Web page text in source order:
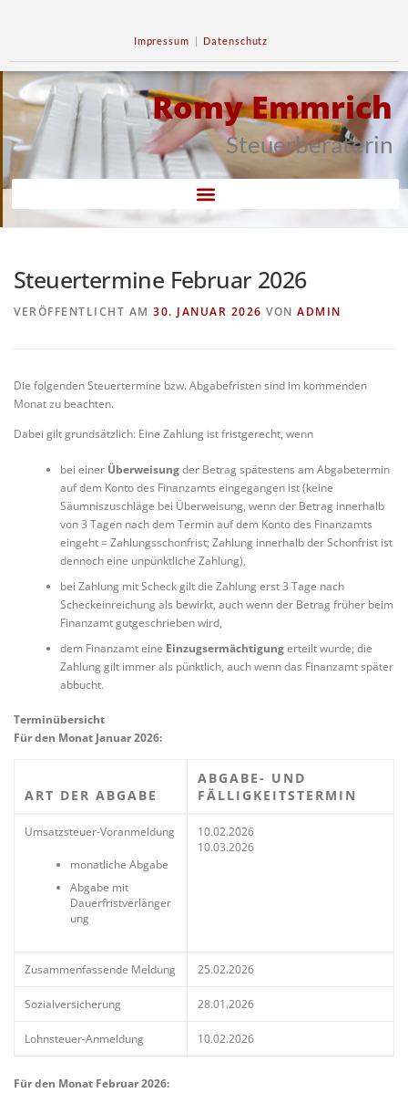
Impressum | Datenschutz
Romy Emmrich
Steuerberaterin
Steuertermine Februar 2026
VERÖFFENTLICHT AM 30. JANUAR 2026 VON ADMIN
Die folgenden Steuertermine bzw. Abgabefristen sind im kommenden
Monat zu beachten.
Dabei gilt grundsätzlich: Eine Zahlung ist fristgerecht, wenn
bei einer Überweisungder Betrag spätestens am Abgabetermin
auf dem Konto des Finanzamts eingegangen ist (keine
Säumniszuschläge bei Überweisung, wenn der Betrag innerhalb
von 3 Tagen nach dem Termin auf dem Konto des Finanzamts
eingeht = Zahlungsschonfrist; Zahlung innerhalb der Schonfrist ist
dennoch eine unpünktliche Zahlung),
bei Zahlung mit Scheck gilt die Zahlung erst 3 Tage nach
Scheckeinreichung als bewirkt, auch wenn der Betrag früher beim
Finanzamt gutgeschrieben wird,
dem Finanzamt eine Einzugsermächtigungerteilt wurde; die
Zahlung gilt immer als pünktlich, auch wenn das Finanzamt später
abbucht.
Terminübersicht
Für den Monat Januar 2026:
ART DER ABGABE
ABGABE- UND
FÄLLIGKEITSTERMIN
Umsatzsteuer-Voranmeldung
monatliche Abgabe
Abgabe mit
Dauerfristverlänger
ung
10.02.2026
10.03.2026
Zusammenfassende Meldung 25.02.2026
Sozialversicherung 28.01.2026
Lohnsteuer-Anmeldung 10.02.2026
Für den Monat Februar 2026: